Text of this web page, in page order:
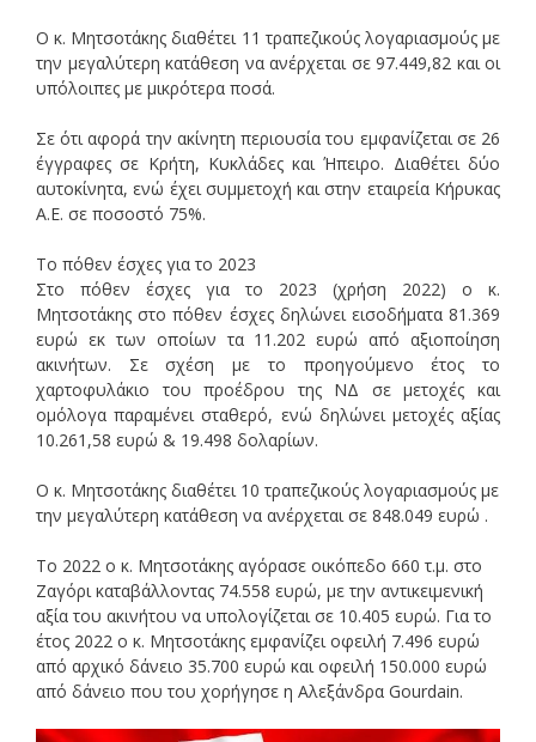
Ο κ. Μητσοτάκης διαθέτει 11 τραπεζικούς λογαριασμούς με
την μεγαλύτερη κατάθεση να ανέρχεται σε 97.449,82 και οι
υπόλοιπες με μικρότερα ποσά.
Σε ότι αφορά την ακίνητη περιουσία του εμφανίζεται σε 26
έγγραφες σε Κρήτη, Κυκλάδες και Ήπειρο. Διαθέτει δύο
αυτοκίνητα, ενώ έχει συμμετοχή και στην εταιρεία Κήρυκας
Α.Ε. σε ποσοστό 75%.
Το πόθεν έσχες για το 2023
Στο πόθεν έσχες για το 2023 (χρήση 2022) ο κ.
Μητσοτάκης στο πόθεν έσχες δηλώνει εισοδήματα 81.369
ευρώ εκ των οποίων τα 11.202 ευρώ από αξιοποίηση
ακινήτων. Σε σχέση με το προηγούμενο έτος το
χαρτοφυλάκιο του προέδρου της ΝΔ σε μετοχές και
ομόλογα παραμένει σταθερό, ενώ δηλώνει μετοχές αξίας
10.261,58 ευρώ & 19.498 δολαρίων.
Ο κ. Μητσοτάκης διαθέτει 10 τραπεζικούς λογαριασμούς με
την μεγαλύτερη κατάθεση να ανέρχεται σε 848.049 ευρώ .
Το 2022 ο κ. Μητσοτάκης αγόρασε οικόπεδο 660 τ.μ. στο
Ζαγόρι καταβάλλοντας 74.558 ευρώ, με την αντικειμενική
αξία του ακινήτου να υπολογίζεται σε 10.405 ευρώ. Για το
έτος 2022 ο κ. Μητσοτάκης εμφανίζει οφειλή 7.496 ευρώ
από αρχικό δάνειο 35.700 ευρώ και οφειλή 150.000 ευρώ
από δάνειο που του χορήγησε η Αλεξάνδρα Gourdain.